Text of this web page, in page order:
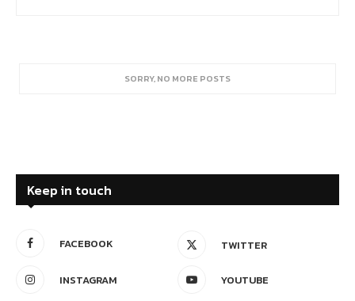
SORRY, NO MORE POSTS
Keep in touch
FACEBOOK TWITTER
INSTAGRAM YOUTUBE